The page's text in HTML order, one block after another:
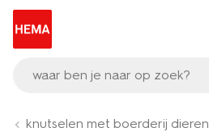
waar ben je naar op zoek?
knutselen met boerderij dieren